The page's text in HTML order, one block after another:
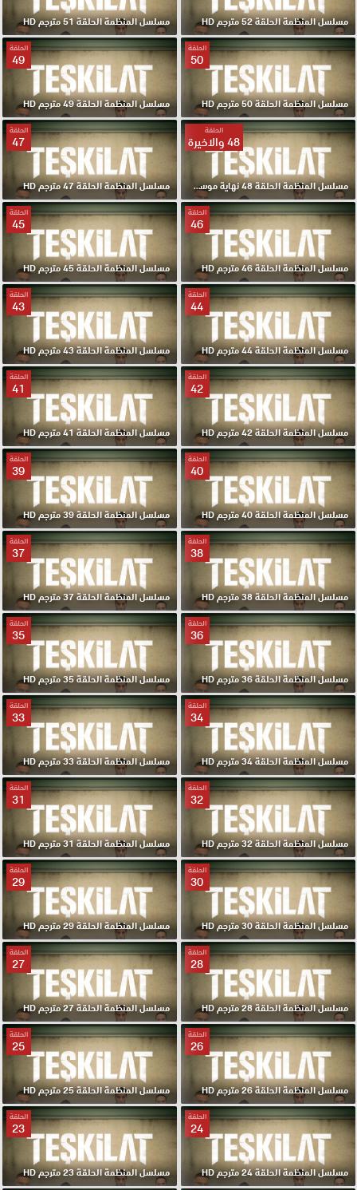
مسلسل المنظمة الحلقة 52 مترجم HD مسلسل المنظمة الحلقة 51 مترجم HD
الحلقة
50
مسلسل المنظمة الحلقة 50 مترجم HD
الحلقة
49
مسلسل المنظمة الحلقة 49 مترجم HD
الحلقة
48 والاخيرة
مسلسل المنظمة الحلقة 48 نهاية موسم مترجم HD
الحلقة
47
مسلسل المنظمة الحلقة 47 مترجم HD
الحلقة
46
مسلسل المنظمة الحلقة 46 مترجم HD
الحلقة
45
مسلسل المنظمة الحلقة 45 مترجم HD
الحلقة
44
مسلسل المنظمة الحلقة 44 مترجم HD
الحلقة
43
مسلسل المنظمة الحلقة 43 مترجم HD
الحلقة
42
مسلسل المنظمة الحلقة 42 مترجم HD
الحلقة
41
مسلسل المنظمة الحلقة 41 مترجم HD
الحلقة
40
مسلسل المنظمة الحلقة 40 مترجم HD
الحلقة
39
مسلسل المنظمة الحلقة 39 مترجم HD
الحلقة
38
مسلسل المنظمة الحلقة 38 مترجم HD
الحلقة
37
مسلسل المنظمة الحلقة 37 مترجم HD
الحلقة
36
مسلسل المنظمة الحلقة 36 مترجم HD
الحلقة
35
مسلسل المنظمة الحلقة 35 مترجم HD
الحلقة
34
مسلسل المنظمة الحلقة 34 مترجم HD
الحلقة
33
مسلسل المنظمة الحلقة 33 مترجم HD
الحلقة
32
مسلسل المنظمة الحلقة 32 مترجم HD
الحلقة
31
مسلسل المنظمة الحلقة 31 مترجم HD
الحلقة
30
مسلسل المنظمة الحلقة 30 مترجم HD
الحلقة
29
مسلسل المنظمة الحلقة 29 مترجم HD
الحلقة
28
مسلسل المنظمة الحلقة 28 مترجم HD
الحلقة
27
مسلسل المنظمة الحلقة 27 مترجم HD
الحلقة
26
مسلسل المنظمة الحلقة 26 مترجم HD
الحلقة
25
مسلسل المنظمة الحلقة 25 مترجم HD
الحلقة
24
مسلسل المنظمة الحلقة 24 مترجم HD
الحلقة
23
مسلسل المنظمة الحلقة 23 مترجم HD